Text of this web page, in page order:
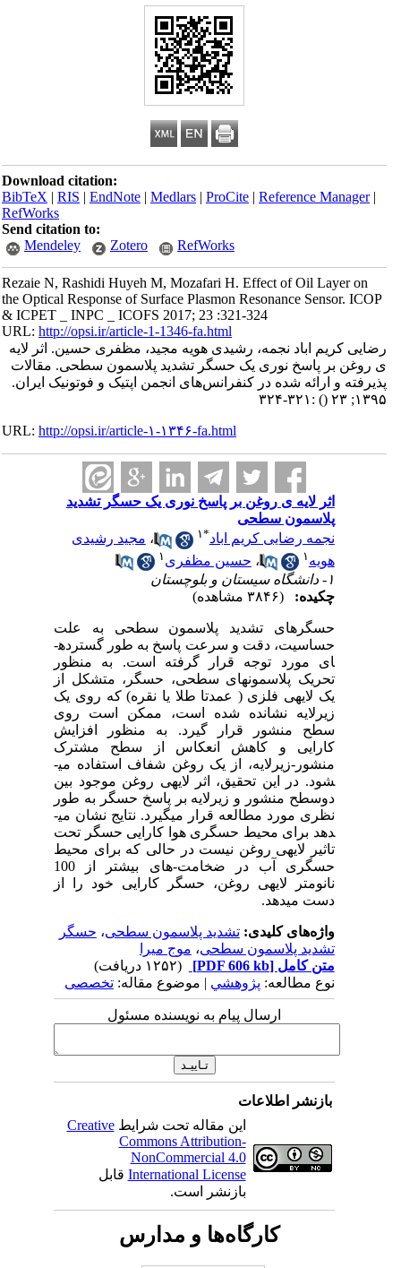
Download citation:
BibTeX|RIS|EndNote|Medlars|ProCite|Reference Manager
RefWorks
Send citation to:
Mendeley
Zotero RefWorks
Rezaie N, Rashidi Huyeh M, Mozafari H. Effect of Oil Layer on
the Optical Response of Surface Plasmon Resonance Sensor. ICOP
& ICPET _ INPC _ ICOFS 2017; 23 :321-324
URL:http://opsi.ir/article-1-1346-fa.html
رضایی کریم اباد نجمه، رشیدی هویه مجید، مظفری حسین. اثر لایه
ی روغن بر پاسخ نوری یک حسگر تشدید پلاسمون سطحی. مقالات
پذیرفته و ارائه شده در کنفرانس‌های انجمن اپتیک و فوتونیک ایران.
۱۳۹۵; ۲۳
() :۳۲۱-۳۲۴
URL:http://opsi.ir/article-۱-۱۳۴۶-fa.html
اثر لایه ی روغن بر پاسخ نوری یک حسگر تشدید
پلاسمون سطحی
نجمه رضایی کریم اباد*۱ ،مجید رشیدی
هویه
،حسین مظفری
چکیده:
حسگرهای تشدید پلاسمون سطحی به علت
حساسیت، دقت و سرعت پاسخ به طور گسترده­
ای مورد توجه قرار گرفته است. به منظور
تحریک پلاسمون­های سطحی، حسگر، متشکل از
یک لایه­ی فلزی ( عمدتا طلا یا نقره) که روی یک
زیرلایه نشانده شده است، ممکن است روی
سطح منشور قرار گیرد. به منظور افزایش
کارایی و کاهش انعکاس از سطح مشترک
منشور-زیرلایه، از یک روغن شفاف استفاده می­
شود. در این تحقیق، اثر لایه­ی روغن موجود بین
دوسطح منشور و زیرلایه بر پاسخ حسگر به طور
نظری مورد مطالعه قرار می­گیرد. نتایج نشان می­
دهد برای محیط حسگری هوا کارایی حسگر تحت
تاثیر لایه­ی روغن نیست در حالی که برای محیط
حسگری آب در ضخامت‑های بیشتر از 100
نانومتر لایه­ی روغن، حسگر کارایی خود را از
دست می­دهد.
واژه‌های کلیدی:تشدید پلاسمون سطحی،حسگر
تشدید پلاسمون سطحی،موج میرا
متن کامل[PDF 606 kb]
نوع مطالعه:پژوهشي| موضوع مقاله:تخصصی
ارسال پیام به نویسنده مسئول
بازنشر اطلاعات
این مقاله تحت شرایطCreative
Commons Attribution-
NonCommercial 4.0
International Licenseقابل
بازنشر است.
کارگاه‌ها و مدارس